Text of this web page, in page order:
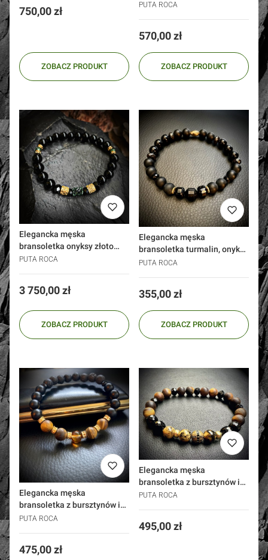
Cena
750,00 zł
ZOBACZ PRODUKT
kryształy Swarovski srebro
PUTA ROCA
Cena
570,00 zł
ZOBACZ PRODUKT
Elegancka męska
bransoletka onyksy złoto
585 Swarovski zielona
PUTA ROCA
Cena
3 750,00 zł
ZOBACZ PRODUKT
Elegancka męska
bransoletka turmalin, onyks,
srebro 95
PUTA ROCA
Cena
355,00 zł
ZOBACZ PRODUKT
Elegancka męska
bransoletka z bursztynów i
kamieni srebro 925 złoto 24k
PUTA ROCA
Cena
475,00 zł
Elegancka męska
bransoletka z bursztynów i
kamieni Orion srebro 925
PUTA ROCA
Cena
495,00 zł